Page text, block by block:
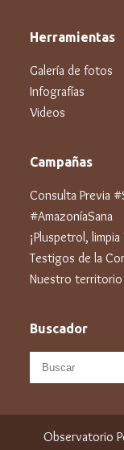
Herramientas
Galería de fotos
Infografías
Videos
Campañas
Consulta Previa
#AmazoníaSana
¡Pluspetrol, limpia
Testigos de la
Nuestro territorio
Buscador
Observatorio